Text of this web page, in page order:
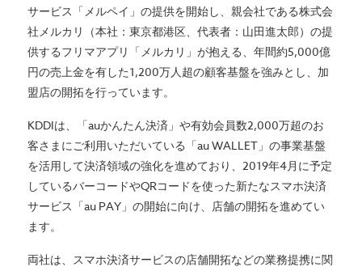
サービス「メルペイ」の提供を開始し、親会社である株式会
社メルカリ（本社：東京都港区、代表者：山田進太郎）の提
供するフリマアプリ「メルカリ」が抱える、年間約5,000億
円の売上金を有した1,200万人超の顧客基盤を強みとし、加
盟店の開拓を行っています。
KDDIは、「auかんたん決済」や有効会員数2,000万超のお
客さまにご利用いただいている「au WALLET」の事業基盤
を活用して決済領域の強化を進めており、2019年4月に予定
しているバーコードやQRコードを使った新たなスマホ決済
サービス「au PAY」の開始に向け、店舗の開拓を進めてい
ます。
両社は、スマホ決済サービスの店舗開拓などの業務提携に関